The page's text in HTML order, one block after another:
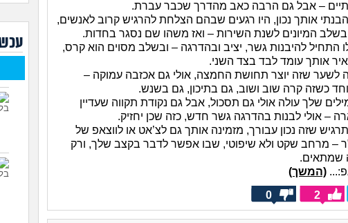
– אבל גם הרבה כאב מהדרך שכבר עברת.
אותך נכון, היו רגעים שבהם הצלחת להרגיש קרוב לאנשים,
בשלב המיונים לשנת השירות – ואז משהו שם נסגר בחדות.
התחיל להיבנות גשר, יציב ובהדרגה – ובשלב מסוים הוא קרס,
אותך עומד לבד בצד השני.
לשער שזה יוצר תחושת החמצה, אולי גם אכזבה עמוקה –
כשזה קרה שוב ושוב, גם בתיכון, גם בשנש.
שלך עולה אולי גם תסכול, אבל גם נקודת תקווה שעדיין
– אולי לבנות בהדרגה גשר חדש, כזה שכן יחזיק.
שזה נכון עבורך, מזמינה אותך גם לצ’אט או לווצאפ של
– מרחב שקט ולא שיפוטי, שבו אפשר לדבר בקצב שלך, ורק
שמתאים.
(המשך)
2
0
עם